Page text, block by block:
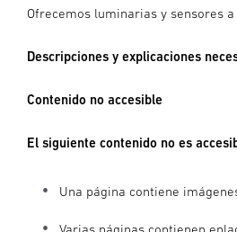
Ofrecemos luminarias y sensores
Descripciones y explicaciones
Contenido no accesible
El siguiente contenido no es
Una página contiene
Varias páginas contienen